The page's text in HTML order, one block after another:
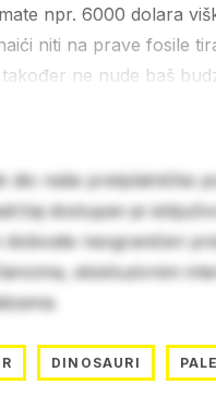
npr. 6000 dolara
niti na prave fosile
ne nude baš
dio naše pretplatničke
dostupan je
dobivate neograničen
ekskluzivnim
DINOSAURI